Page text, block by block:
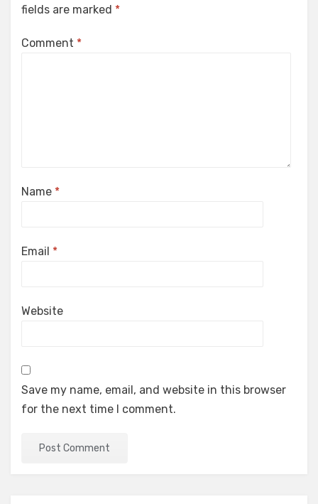
fields are marked *
Comment *
Name *
Email *
Website
Save my name, email, and website in this browser
for the next time I comment.